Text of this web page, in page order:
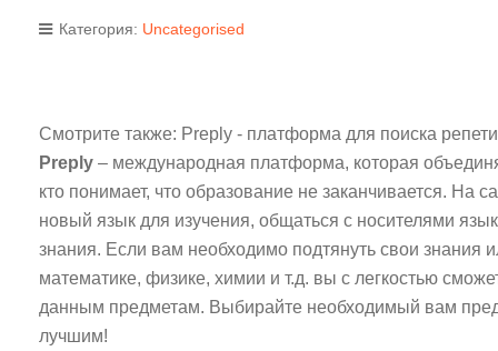
Категория: Uncategorised
Смотрите также: Preply - платформа для поиска
Preply – международная платформа, которая
кто понимает, что образование не заканчивается. На
новый язык для изучения, общаться с носителями
знания. Если вам необходимо подтянуть свои знания
математике, физике, химии и т.д. вы с легкостью
данным предметам. Выбирайте необходимый вам
лучшим!